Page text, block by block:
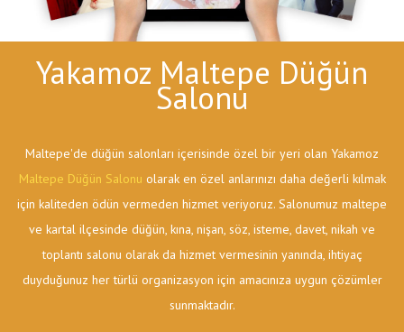
Yakamoz Maltepe Düğün
Salonu
Maltepe'de düğün salonları içerisinde özel bir yeri olan Yakamoz
Maltepe Düğün Salonu olarak en özel anlarınızı daha değerli kılmak
için kaliteden ödün vermeden hizmet veriyoruz. Salonumuz maltepe
ve kartal ilçesinde düğün, kına, nişan, söz, isteme, davet, nikah ve
toplantı salonu olarak da hizmet vermesinin yanında, ihtiyaç
duyduğunuz her türlü organizasyon için amacınıza uygun çözümler
sunmaktadır.